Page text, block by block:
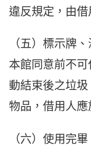
違反規定，由借
（五）標示牌
本館同意前不
動結束後之垃
物品，借用人應
（六）使用完